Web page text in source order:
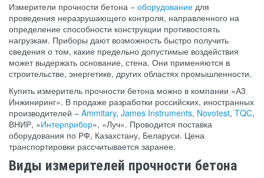
Измерители прочности бетона − оборудование для
проведения неразрушающего контроля, направленного на
определение способности конструкции противостоять
нагрузкам. Приборы дают возможность быстро получить
сведения о том, какие предельно допустимые воздействия
может выдержать основание, стена. Они применяются в
строительстве, энергетике, других областях промышленности.
Купить измеритель прочности бетона можно в компании «А3
Инжиниринг». В продаже разработки российских, иностранных
производителей − Ammitary, James Instruments, Novotest, TQC,
ВНИР, «Интерприбор», «Луч». Проводится поставка
оборудования по РФ, Казахстану, Беларуси. Цена
транспортировки рассчитывается заранее.
Виды измерителей прочности бетона